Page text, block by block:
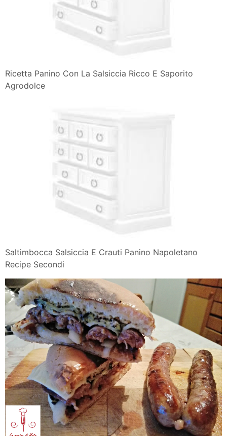
Ricetta Panino Con La Salsiccia Ricco E Saporito
Agrodolce
Saltimbocca Salsiccia E Crauti Panino Napoletano
Recipe Secondi